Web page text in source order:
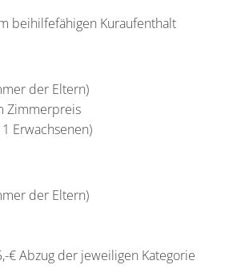
beihilfefähigen Kuraufenthalt
der Eltern)
Zimmerpreis
Erwachsenen)
der Eltern)
€ Abzug der jeweiligen Kategorie